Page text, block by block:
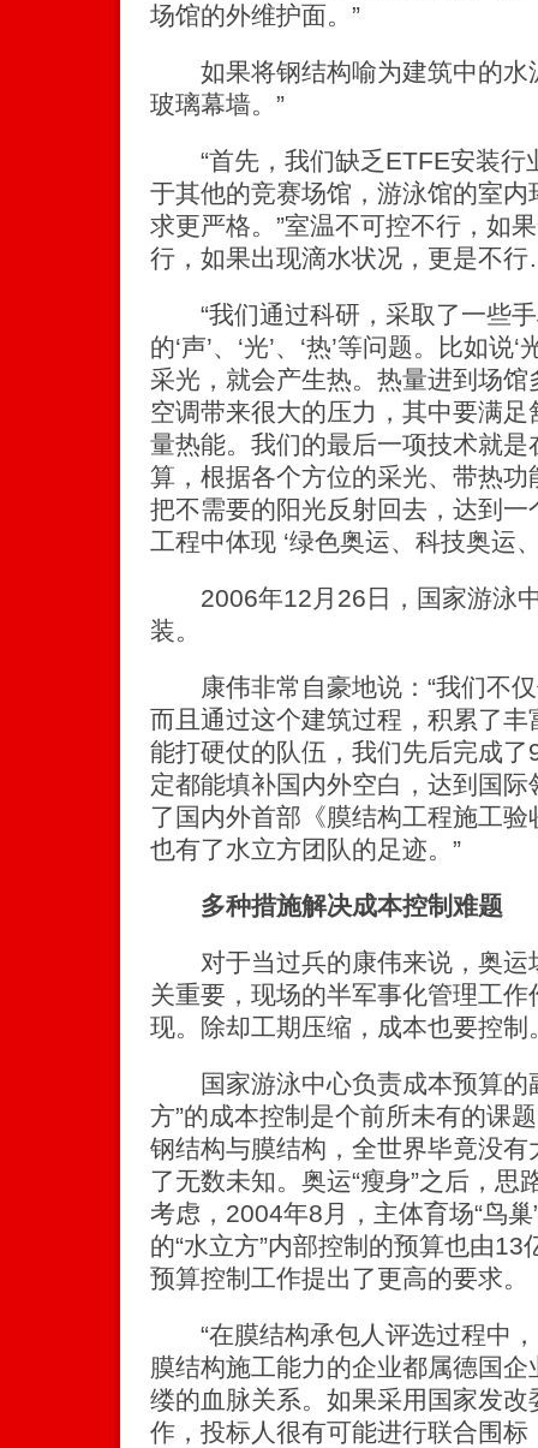
场馆的外维护面。”
如果将钢结构喻为建筑中的水
玻璃幕墙。”
“首先，我们缺乏ETFE安装行
于其他的竞赛场馆，游泳馆的室
求更严格。”室温不可控不行，如
行，如果出现滴水状况，更是不
“我们通过科研，采取了一些手
的‘声’、‘光’、‘热’等问题。比如说
采光，就会产生热。热量进到场
空调带来很大的压力，其中要满
量热能。我们的最后一项技术就
算，根据各个方位的采光、带热
把不需要的阳光反射回去，达到
工程中体现 ‘绿色奥运、科技奥运
2006年12月26日，国家游泳中
装。
康伟非常自豪地说：“我们不仅
而且通过这个建筑过程，积累了
能打硬仗的队伍，我们先后完成
定都能填补国内外空白，达到国
了国内外首部《膜结构工程施工
也有了水立方团队的足迹。”
多种措施解决成本控制难题
对于当过兵的康伟来说，奥运
关重要，现场的半军事化管理工
现。除却工期压缩，成本也要控制
国家游泳中心负责成本预算的
方”的成本控制是个前所未有的课
钢结构与膜结构，全世界毕竟没
了无数未知。奥运“瘦身”之后，思
考虑，2004年8月，主体育场“鸟巢
的“水立方”内部控制的预算也由
预算控制工作提出了更高的要求。
“在膜结构承包人评选过程中，
膜结构施工能力的企业都属德国
缕的血脉关系。如果采用国家发
作，投标人很有可能进行联合围